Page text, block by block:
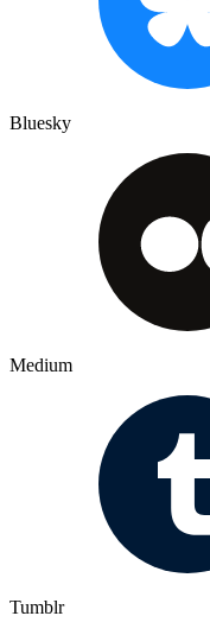
Bluesky
Medium
Tumblr